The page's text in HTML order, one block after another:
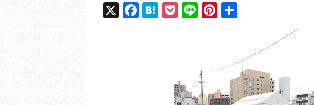
X
F
a
H
at
P
o
Li
n
Pi
nt
st
有